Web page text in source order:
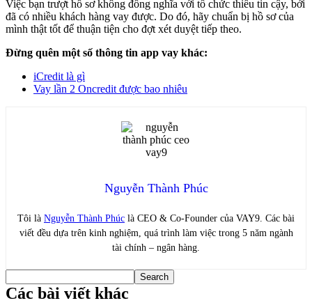
Việc bạn trượt hồ sơ không đồng nghĩa với tổ chức thiếu tin cậy, bởi
đã có nhiều khách hàng vay được. Do đó, hãy chuẩn bị hồ sơ của
mình thật tốt để thuận tiện cho đợt xét duyệt tiếp theo.
Đừng quên một số thông tin app vay khác:
iCredit là gì
Vay lần 2 Oncredit được bao nhiêu
Nguyễn Thành Phúc
Tôi là Nguyễn Thành Phúc là CEO & Co-Founder của VAY9. Các bài
viết đều dựa trên kinh nghiệm, quá trình làm việc trong 5 năm ngành
tài chính – ngân hàng.
Các bài viết khác